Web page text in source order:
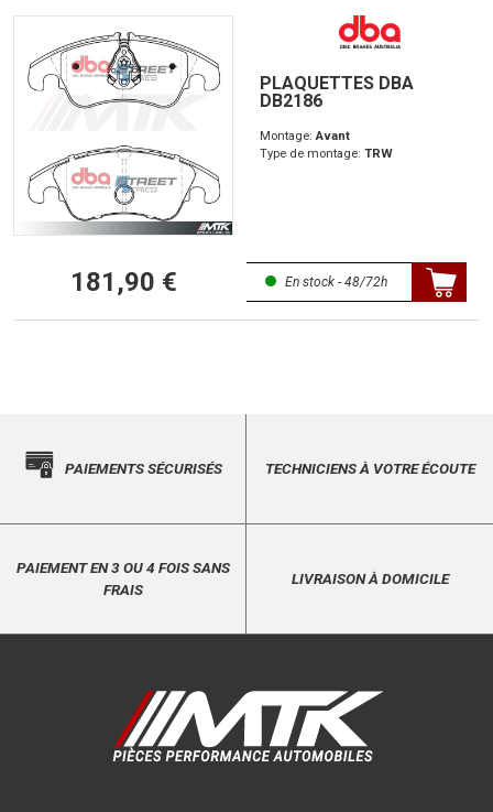
PLAQUETTES DBA
DB2186
Montage: Avant
Type de montage: TRW
181,90 € En stock - 48/72h
PAIEMENTS SÉCURISÉS TECHNICIENS À VOTRE ÉCOUTE
PAIEMENT EN 3 OU 4 FOIS SANS
FRAIS
LIVRAISON À DOMICILE